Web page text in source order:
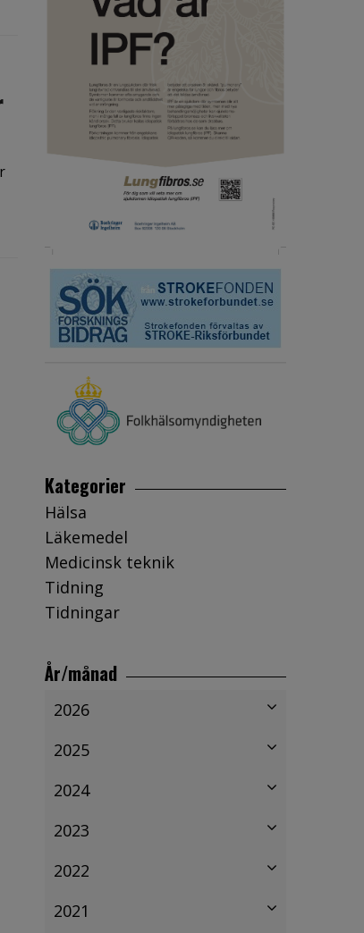
Kategorier
Hälsa
Läkemedel
Medicinsk teknik
Tidning
Tidningar
År/månad
2026
2025
2024
2023
2022
2021